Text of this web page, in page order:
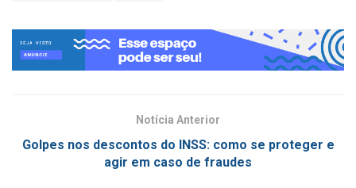
Notícia Anterior
Golpes nos descontos do INSS: como se proteger e
agir em caso de fraudes